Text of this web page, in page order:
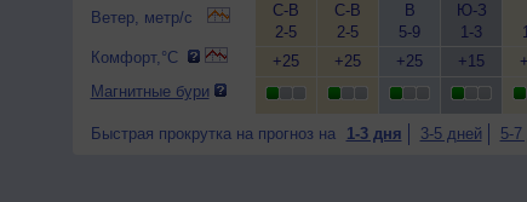
Ветер, метр/с
Комфорт,°C
Магнитные бури
С-В
2-5
+25
С-В
2-5
+25
В
5-9
+25
Ю-З
1-3
+15
Быстрая прокрутка на прогноз на 1-3 дня 3-5 дней 5-7